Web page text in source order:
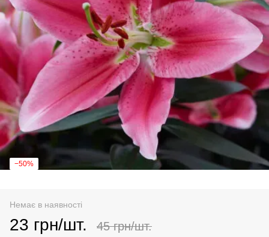
−50%
Немає в наявності
23 грн/шт. 45 грн/шт.